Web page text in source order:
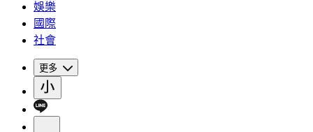
娛樂
國際
社會
更多